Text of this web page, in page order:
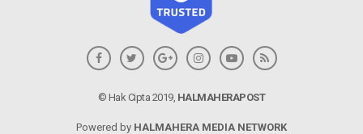
© Hak Cipta 2019, HALMAHERAPOST
Powered by HALMAHERA MEDIA NETWORK